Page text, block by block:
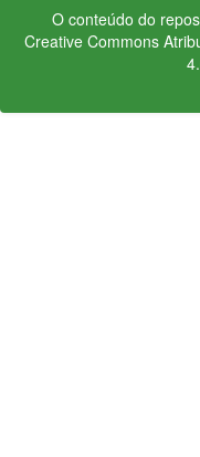
O conteúdo do
Creative Commons